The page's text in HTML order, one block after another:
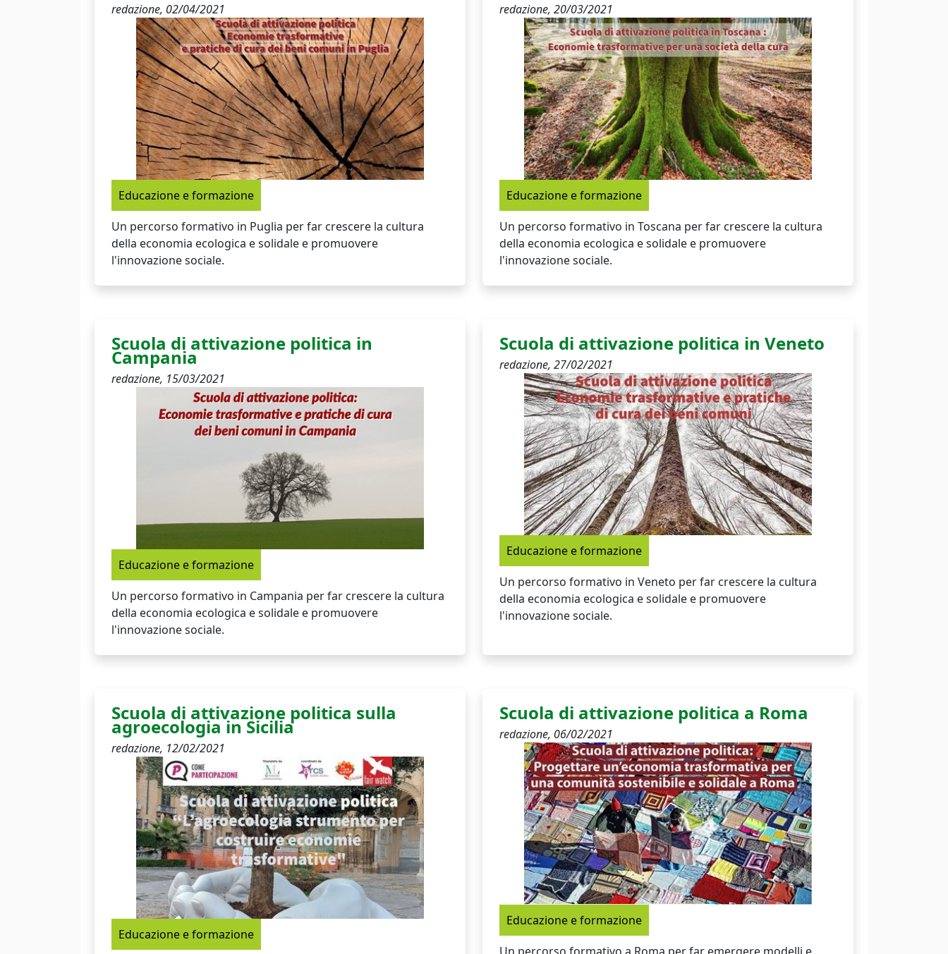
redazione, 02/04/2021
Educazione e formazione
Un percorso formativo in Puglia per far crescere la cultura
della economia ecologica e solidale e promuovere
l'innovazione sociale.
redazione, 20/03/2021
Educazione e formazione
Un percorso formativo in Toscana per far crescere la cultura
della economia ecologica e solidale e promuovere
l'innovazione sociale.
Scuola di attivazione politica in
Campania
redazione, 15/03/2021
Educazione e formazione
Un percorso formativo in Campania per far crescere la cultura
della economia ecologica e solidale e promuovere
l'innovazione sociale.
Scuola di attivazione politica in Veneto
redazione, 27/02/2021
Educazione e formazione
Un percorso formativo in Veneto per far crescere la cultura
della economia ecologica e solidale e promuovere
l'innovazione sociale.
Scuola di attivazione politica sulla
agroecologia in Sicilia
redazione, 12/02/2021
Educazione e formazione
Scuola di attivazione politica a Roma
redazione, 06/02/2021
Educazione e formazione